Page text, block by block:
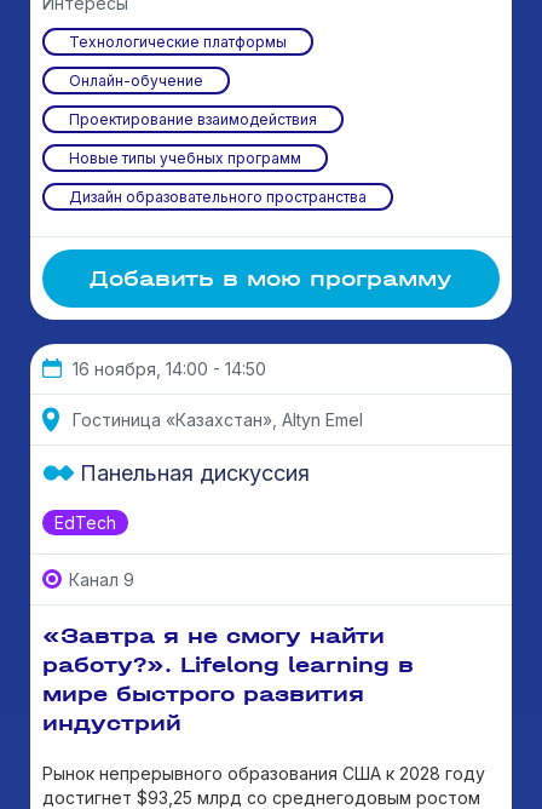
Технологические платформы
Онлайн-обучение
Проектирование взаимодействия
Новые типы учебных программ
Дизайн образовательного пространства
Добавить в мою программу
16 ноября, 14:00 - 14:50
Гостиница «Казахстан», Altyn Emel
EdTech
Панельная дискуссия
Канал 9
«Завтра я не смогу найти
работу?». Lifelong learning в
мире быстрого развития
индустрий
Рынок непрерывного образования США к 2028 году
достигнет $93,25 млрд со среднегодовым ростом